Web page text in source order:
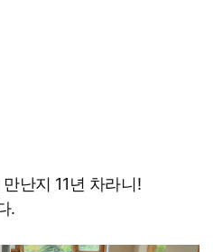
난지 11년 차라니!
.